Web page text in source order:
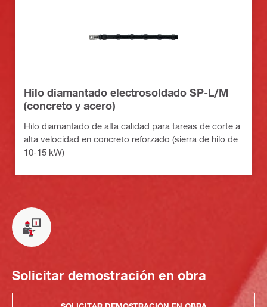
Hilo diamantado electrosoldado SP-L/M
(concreto y acero)
Hilo diamantado de alta calidad para tareas de corte a
alta velocidad en concreto reforzado (sierra de hilo de
10-15 kW)
Solicitar demostración en obra